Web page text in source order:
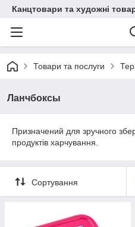
Канцтовари та художні
Товари та послуги
Ланчбоксы
Призначений для зручного
продуктів харчування.
Сортування